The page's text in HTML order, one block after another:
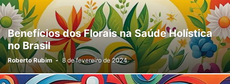
Benefícios dos Florais na Saúde Holística
no Brasil
Roberto Rubim - 8 de fevereiro de 2024